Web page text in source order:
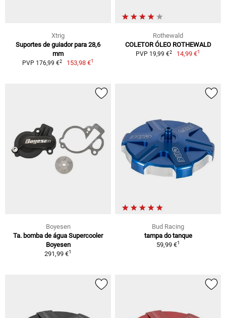
Xtrig
Suportes de guiador para 28,6
mm
PVP 176,99 €2 153,98 €1
Rothewald
COLETOR ÓLEO ROTHEWALD
PVP 19,99 €2 14,99 €1
Boyesen
Ta. bomba de água Supercooler
Boyesen
291,99 €1
Bud Racing
tampa do tanque
59,99 €1